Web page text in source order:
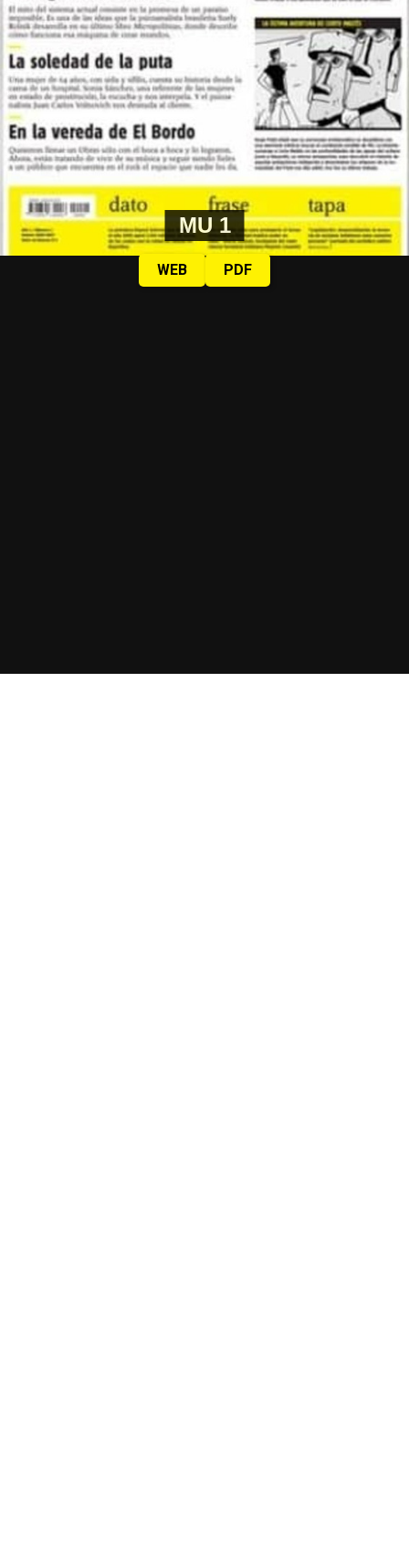
MU 1
WEB PDF